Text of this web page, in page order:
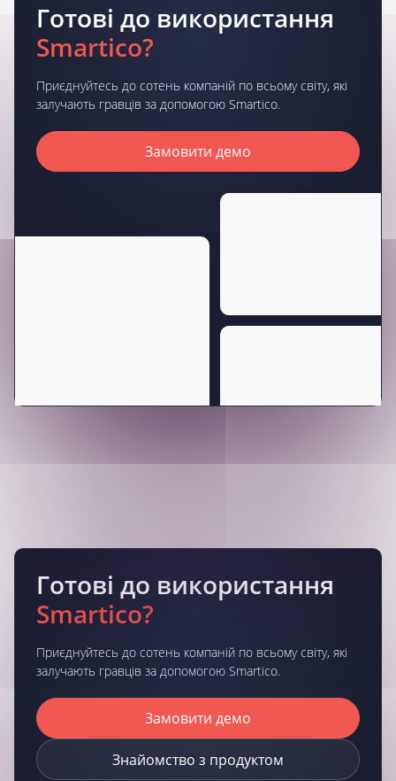
Готові до використання
Smartico?
Приєднуйтесь до сотень компаній по всьому світу, які
залучають гравців за допомогою Smartico.
Замовити демо
Готові до використання
Smartico?
Приєднуйтесь до сотень компаній по всьому світу, які
залучають гравців за допомогою Smartico.
Замовити демо
Знайомство з продуктом